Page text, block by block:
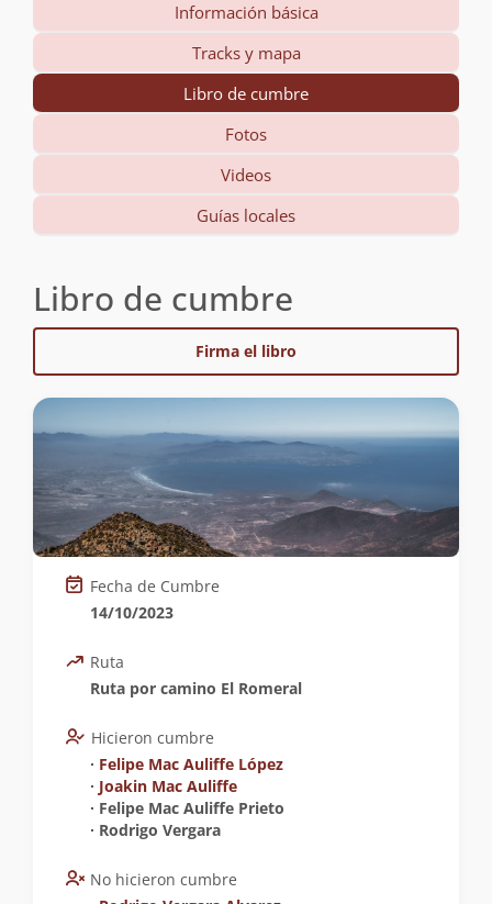
Información básica
Tracks y mapa
Libro de cumbre
Fotos
Videos
Guías locales
Libro de cumbre
Firma el libro
Fecha de Cumbre
14/10/2023
Ruta
Ruta por camino El Romeral
Hicieron cumbre
∙ Felipe Mac Auliffe López
∙ Joakin Mac Auliffe
∙ Felipe Mac Auliffe Prieto
∙ Rodrigo Vergara
No hicieron cumbre